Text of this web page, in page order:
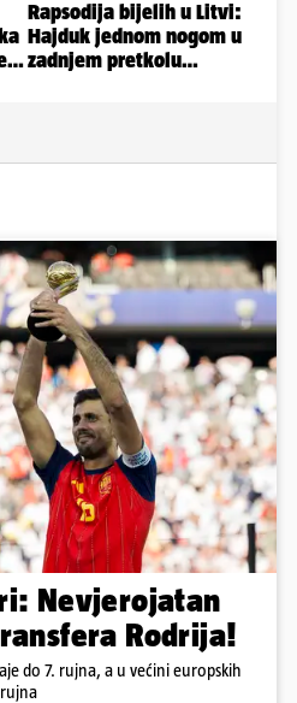
Nevjerojatan
Rodrija!
do 7. rujna, a u većini europskih